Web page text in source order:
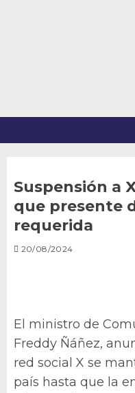
Suspensión a
que presente
requerida
20/08/2024
El ministro de
Freddy Ñáñez,
red social X se
país hasta que la